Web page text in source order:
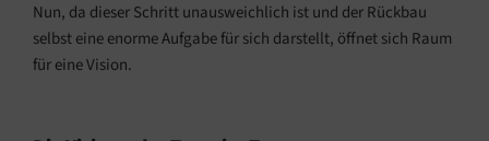
Nun, da dieser Schritt unausweichlich ist und der Rückbau
selbst eine enorme Aufgabe für sich darstellt, öffnet sich Raum
für eine Vision.